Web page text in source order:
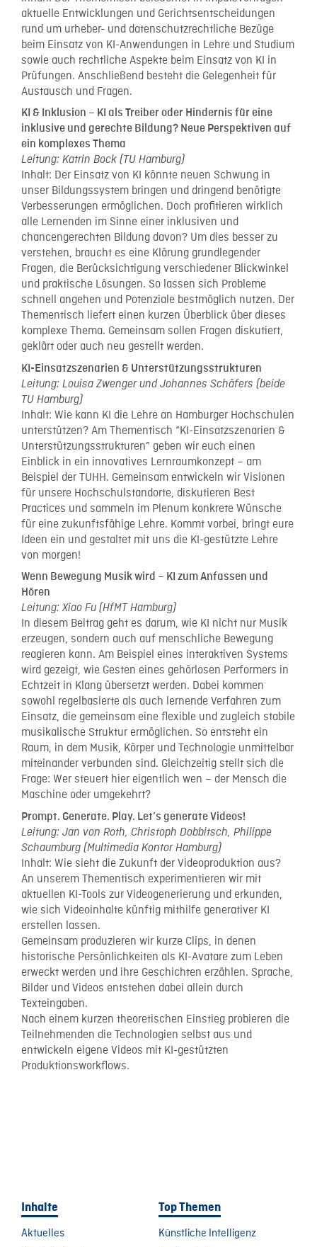
aktuelle Entwicklungen und Gerichtsentscheidungen
rund um urheber- und datenschutzrechtliche Bezüge
beim Einsatz von KI-Anwendungen in Lehre und Studium
sowie auch rechtliche Aspekte beim Einsatz von KI in
Prüfungen. Anschließend besteht die Gelegenheit für
Austausch und Fragen.
KI & Inklusion – KI als Treiber oder Hindernis für eine
inklusive und gerechte Bildung? Neue Perspektiven auf
ein komplexes Thema
Leitung: Katrin Bock (TU Hamburg)
Inhalt: Der Einsatz von KI könnte neuen Schwung in
unser Bildungssystem bringen und dringend benötigte
Verbesserungen ermöglichen. Doch profitieren wirklich
alle Lernenden im Sinne einer inklusiven und
chancengerechten Bildung davon? Um dies besser zu
verstehen, braucht es eine Klärung grundlegender
Fragen, die Berücksichtigung verschiedener Blickwinkel
und praktische Lösungen. So lassen sich Probleme
schnell angehen und Potenziale bestmöglich nutzen. Der
Thementisch liefert einen kurzen Überblick über dieses
komplexe Thema. Gemeinsam sollen Fragen diskutiert,
geklärt oder auch neu gestellt werden.
KI-Einsatzszenarien & Unterstützungsstrukturen
Leitung: Louisa Zwenger und Johannes Schäfers (beide
TU Hamburg)
Inhalt: Wie kann KI die Lehre an Hamburger Hochschulen
unterstützen? Am Thementisch “KI-Einsatzszenarien &
Unterstützungsstrukturen” geben wir euch einen
Einblick in ein innovatives Lernraumkonzept – am
Beispiel der TUHH. Gemeinsam entwickeln wir Visionen
für unsere Hochschulstandorte, diskutieren Best
Practices und sammeln im Plenum konkrete Wünsche
für eine zukunftsfähige Lehre. Kommt vorbei, bringt eure
Ideen ein und gestaltet mit uns die KI-gestützte Lehre
von morgen!
Wenn Bewegung Musik wird – KI zum Anfassen und
Hören
Leitung: Xiao Fu (HfMT Hamburg)
In diesem Beitrag geht es darum, wie KI nicht nur Musik
erzeugen, sondern auch auf menschliche Bewegung
reagieren kann. Am Beispiel eines interaktiven Systems
wird gezeigt, wie Gesten eines gehörlosen Performers in
Echtzeit in Klang übersetzt werden. Dabei kommen
sowohl regelbasierte als auch lernende Verfahren zum
Einsatz, die gemeinsam eine flexible und zugleich stabile
musikalische Struktur ermöglichen. So entsteht ein
Raum, in dem Musik, Körper und Technologie unmittelbar
miteinander verbunden sind. Gleichzeitig stellt sich die
Frage: Wer steuert hier eigentlich wen – der Mensch die
Maschine oder umgekehrt?
Prompt. Generate. Play. Let’s generate Videos!
Leitung: Jan von Roth, Christoph Dobbitsch, Philippe
Schaumburg (Multimedia Kontor Hamburg)
Inhalt: Wie sieht die Zukunft der Videoproduktion aus?
An unserem Thementisch experimentieren wir mit
aktuellen KI-Tools zur Videogenerierung und erkunden,
wie sich Videoinhalte künftig mithilfe generativer KI
erstellen lassen.
Gemeinsam produzieren wir kurze Clips, in denen
historische Persönlichkeiten als KI-Avatare zum Leben
erweckt werden und ihre Geschichten erzählen. Sprache,
Bilder und Videos entstehen dabei allein durch
Texteingaben.
Nach einem kurzen theoretischen Einstieg probieren die
Teilnehmenden die Technologien selbst aus und
entwickeln eigene Videos mit KI-gestützten
Produktionsworkflows.
Inhalte
Aktuelles
Top Themen
Künstliche Intelligenz